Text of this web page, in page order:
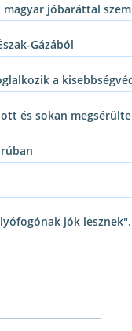
jóbaráttal
Gázából
a
és sokan
jók